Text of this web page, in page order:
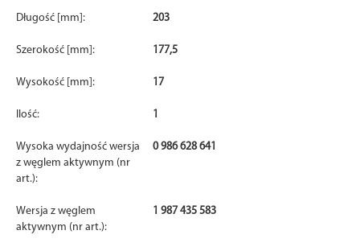
Długość [mm]: 203
Szerokość [mm]: 177,5
Wysokość [mm]: 17
Ilość: 1
Wysoka wydajność wersja
z węglem aktywnym (nr
art.):
0 986 628 641
Wersja z węglem
aktywnym (nr art.):
1 987 435 583